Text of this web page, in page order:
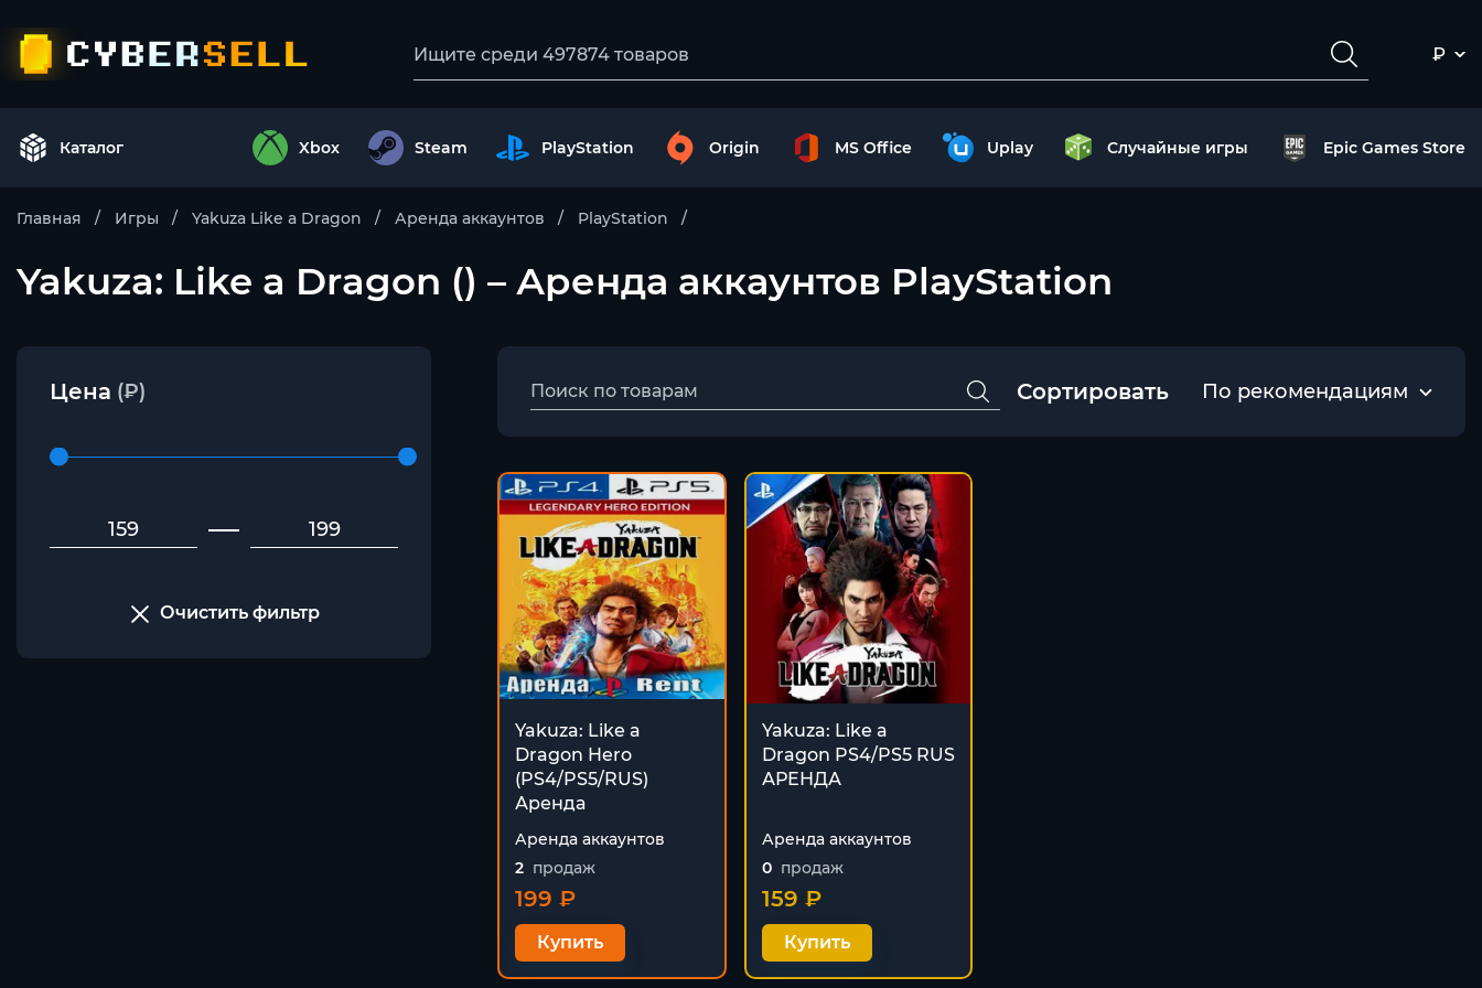
₽
Каталог Xbox Steam PlayStation Origin MS Office Uplay Случайные игры Epic Games Store
Главная Игры Yakuza Like a Dragon Аренда аккаунтов PlayStation
Yakuza: Like a Dragon () – Аренда аккаунтов PlayStation
Цена (₽)
Очистить фильтр
Сортировать По рекомендациям
Yakuza: Like a
Dragon Hero
(PS4/PS5/RUS)
Аренда
Аренда аккаунтов
2 продаж
199 ₽
Купить
Yakuza: Like a
Dragon PS4/PS5 RUS
АРЕНДА
Аренда аккаунтов
0 продаж
159 ₽
Купить